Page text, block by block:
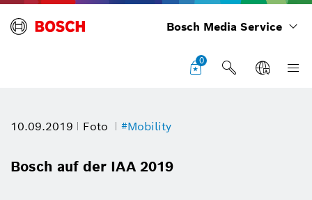
Bosch Media Service
0
10.09.2019 Foto #Mobility
Bosch auf der IAA 2019